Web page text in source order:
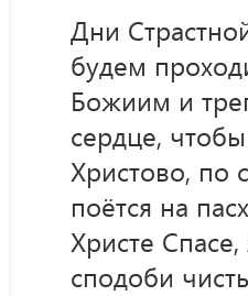
Дни
будем
Божиим и
сердце,
Христово, по
поётся на
Христе
сподоби